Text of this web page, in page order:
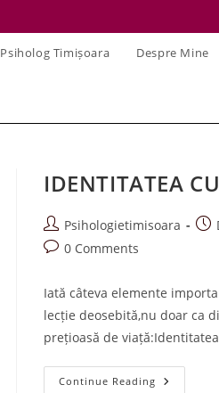
Psiholog Timișoara Despre Mine
IDENTITATEA
Post
author:
Psihologietimisoara
Post
Post0 Comments
Iată câteva elemente
lecție deosebită,nu doar ca
prețioasă de
Continue Reading